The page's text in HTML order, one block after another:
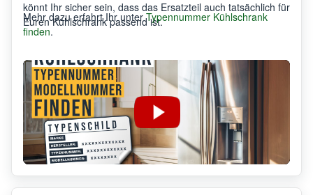
könnt Ihr sicher sein, dass das Ersatzteil auch tatsächlich für
Euren Kühlschrank passend ist.
Mehr dazu erfahrt Ihr unterTypennummer Kühlschrank
finden.